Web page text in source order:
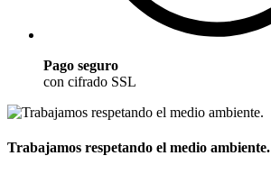
Pago seguro
con cifrado SSL
Trabajamos respetando el medio ambiente.